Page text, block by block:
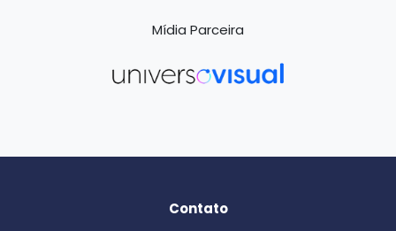
Mídia Parceira
Contato